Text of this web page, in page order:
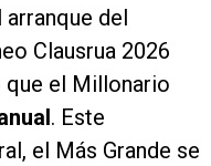
del
Clausrua 2026
el Millonario
. Este
el Más Grande se